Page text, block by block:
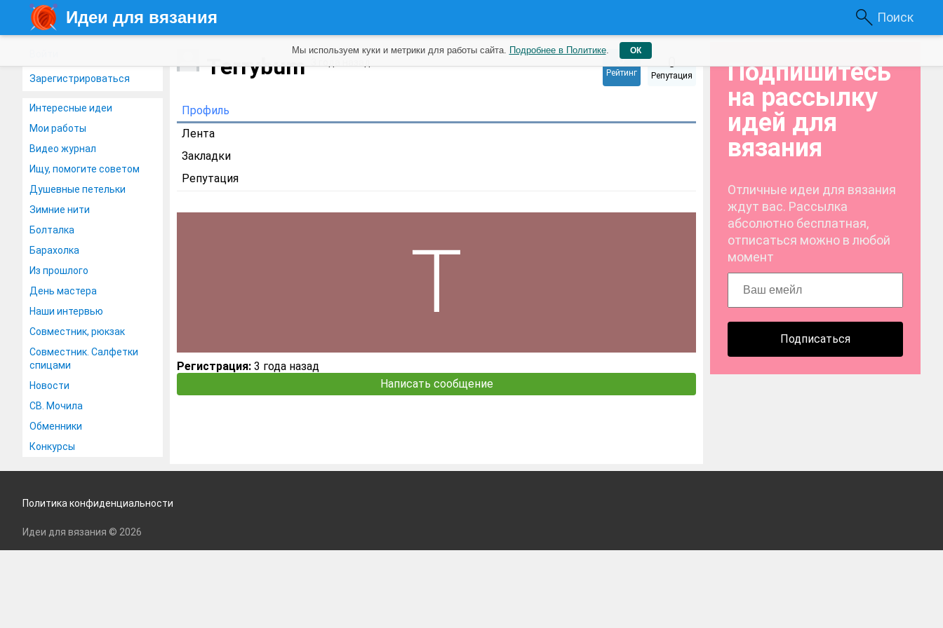
Идеи для вязания Поиск
Зарегистрироваться
Интересные идеи
Мои работы
Видео журнал
Ищу, помогите советом
Душевные петельки
Зимние нити
Болталка
Барахолка
Из прошлого
День мастера
Наши интервью
Совместник, рюкзак
Совместник. Салфетки
спицами
Новости
СВ. Мочила
Обменники
Конкурсы
Terrybum 0
Рейтинг
0
Репутация
Профиль
Лента
Закладки
Репутация
Регистрация: 3 года назад
Написать сообщение
Подпишитесь
на рассылку
идей для
вязания
Отличные идеи для вязания
ждут вас. Рассылка
абсолютно бесплатная,
отписаться можно в любой
момент
Подписаться
Мы используем куки и метрики для работы сайта. Подробнее в Политике. ОК
Политика конфиденциальности
Идеи для вязания © 2026